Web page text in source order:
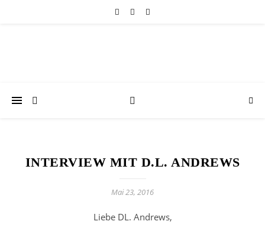
INTERVIEW MIT D.L. ANDREWS
Mai 23, 2016
Liebe DL. Andrews,